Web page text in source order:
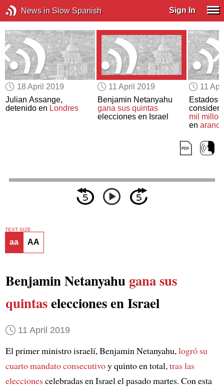
News in Slow Spanish Sign In
18 April 2019
Julian Assange,
detenido en Londres
11 April 2019
Benjamin Netanyahu
gana sus quintas
elecciones en Israel
11
Estados
mil
en
TEXT SIZE
aa AA
Benjamin Netanyahu gana sus
quintaselecciones en Israel
11 April 2019
El primer ministro israelí, Benjamin Netanyahu,logró su
cuarto mandato consecutivoy quinto en total,tras las
eleccionescelebradas en Israel el pasado martes. Con esta